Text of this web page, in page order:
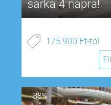
sarka 4 napra!
175.900 Ft-tól
-38%